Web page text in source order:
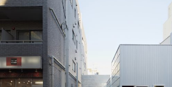
WORKS
MEDIA